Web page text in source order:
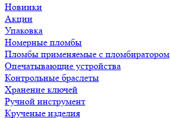
Новинки
Акции
Упаковка
Номерные пломбы
Пломбы применяемые с пломбиратором
Опечатывающие устройства
Контрольные браслеты
Хранение ключей
Ручной инструмент
Крученые изделия